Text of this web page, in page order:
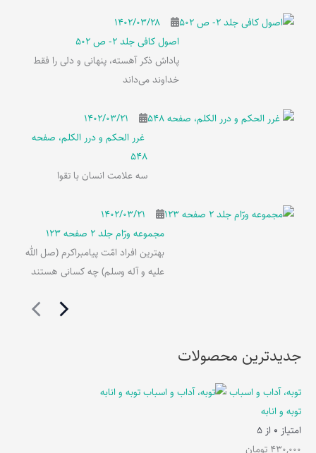
۱۴۰۲/۰۳/۲۸
اصول کافی جلد 2- ص 502
پاداش ذکر آهسته، پنهانی و دلی را فقط
خداوند می‌داند
۱۴۰۲/۰۳/۲۱
غرر الحکم و درر الکلم، صفحه
548
سه علامت انسان با تقوا
۱۴۰۲/۰۳/۲۱
مجموعه ورّام جلد 2 صفحه 123
بهترین افراد امّت پیامبراکرم (صل الله
علیه و آله وسلم) چه کسانی هستند
جدیدترین محصولات
توبه، آداب و اسباب
توبه و انابه
امتیاز 0 از 5
430,000 تومان